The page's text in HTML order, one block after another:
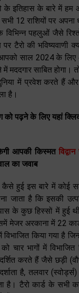
के इतिहास के बारे में हम
12 राशियों पर
पहलुओं जैसे
टैरो की भविष्यवाणी
साल 2024 के
मददगार साबित होगा।
में प्रवेश करते हैं
है।
को पढ़ने के लिए यहां
आपकी किस्मत
का जवाब
हुई इस बारे में कोई
जाता है कि इसकी
के कुछ हिस्सों में हुई
मेजर अरकाना में 22
विभाजित किया गया है
चार भागों में विभाजित
करते हैं जैसे छड़ी
है, तलवार
है। टैरो कार्ड के सभी